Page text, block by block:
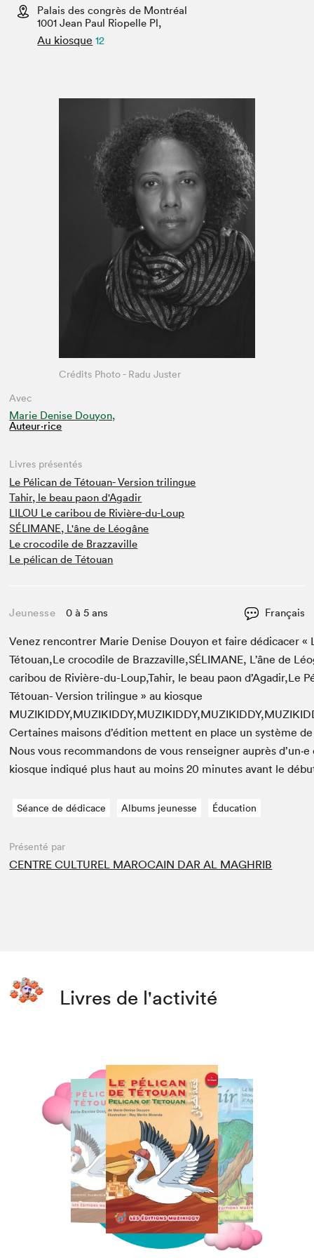
Espace médias
Palais des congrès de Montréal
1001 Jean Paul Riopelle Pl,
Au kiosque 12
Avec
Marie Denise Douyon,
Auteur·rice
Crédits Photo - Radu Juster
Livres présentés
Le Pélican de Tétouan- Version trilingue
Tahir, le beau paon d'Agadir
LILOU Le caribou de Rivière-du-Loup
SÉLIMANE, L'âne de Léogâne
Le crocodile de Brazzaville
Le pélican de Tétouan
Jeunesse 0 à 5 ans Français
Venez ren­con­tr­er Marie Denise Douy­on et faire dédi­cac­er «
Tétouan,Le croc­o­dile de Brazzaville,SÉLIMANE, L’âne de
cari­bou de Rivière-du-Loup,Tahir, le beau paon d’Agadir,Le
Tétouan- Ver­sion trilingue » au kiosque
MUZIKIDDY,MUZIKIDDY,MUZIKIDDY,MUZIKIDDY,
Cer­taines maisons d’édi­tion met­tent en place un sys­tème
Nous vous recom­man­dons de vous ren­seign­er auprès d’un·e
kiosque indiqué plus haut au moins20 min­utes avant le
Séance de dédicace Albums jeunesse Éducation
Présenté par
CENTRE CULTUREL MAROCAIN DAR AL MAGHRIB
Livres de l'activité